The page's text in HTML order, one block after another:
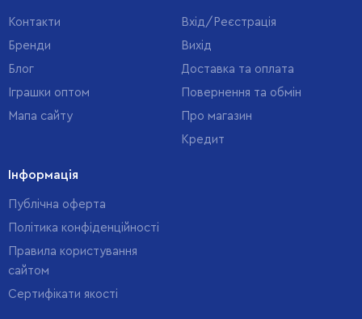
Контакти
Бренди
Блог
Іграшки оптом
Мапа сайту
Вхід/Реєстрація
Вихід
Доставка та оплата
Повернення та обмін
Про магазин
Кредит
Інформація
Публічна оферта
Політика конфіденційності
Правила користування
сайтом
Cертифікати якості